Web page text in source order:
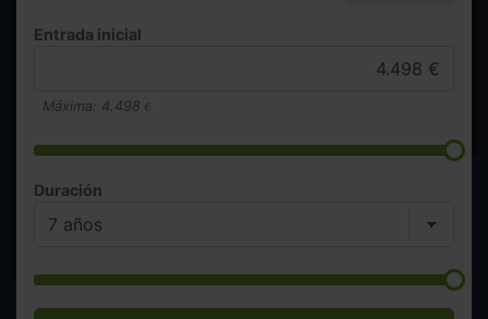
Entrada inicial
Máxima: 4.498 €
Duración